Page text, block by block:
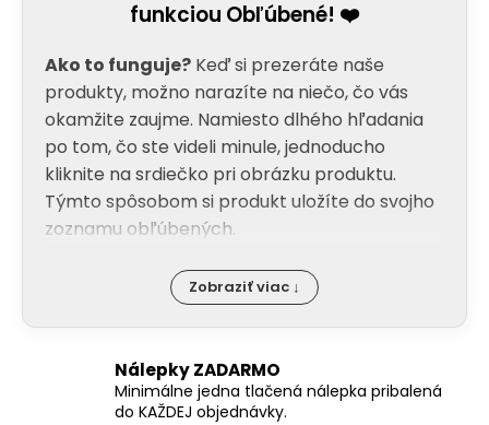
i
p
r
v
k
y
v
ý
s
u
i
funkciou Obľúbené! ❤️
Ako to funguje? Keď si prezeráte naše
produkty, možno narazíte na niečo, čo vás
okamžite zaujme. Namiesto dlhého hľadania
po tom, čo ste videli minule, jednoducho
kliknite na srdiečko pri obrázku produktu.
Týmto spôsobom si produkt uložíte do svojho
zoznamu obľúbených.
Zobraziť viac ↓
Nálepky ZADARMO
Minimálne jedna tlačená nálepka pribalená
do KAŽDEJ objednávky.